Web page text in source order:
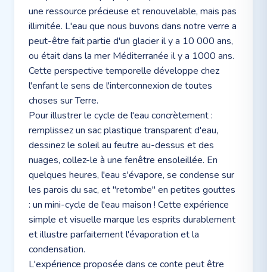
une ressource précieuse et renouvelable, mais pas
illimitée. L'eau que nous buvons dans notre verre a
peut-être fait partie d'un glacier il y a 10 000 ans,
ou était dans la mer Méditerranée il y a 1000 ans.
Cette perspective temporelle développe chez
l'enfant le sens de l'interconnexion de toutes
choses sur Terre.
Pour illustrer le cycle de l'eau concrètement :
remplissez un sac plastique transparent d'eau,
dessinez le soleil au feutre au-dessus et des
nuages, collez-le à une fenêtre ensoleillée. En
quelques heures, l'eau s'évapore, se condense sur
les parois du sac, et "retombe" en petites gouttes
: un mini-cycle de l'eau maison ! Cette expérience
simple et visuelle marque les esprits durablement
et illustre parfaitement l'évaporation et la
condensation.
L'expérience proposée dans ce conte peut être